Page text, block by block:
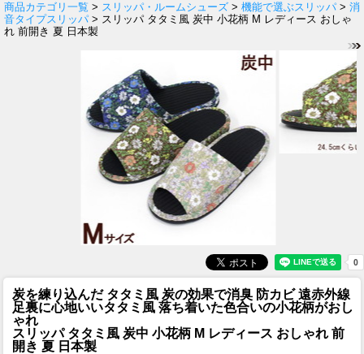
商品カテゴリ一覧 > スリッパ・ルームシューズ > 機能で選ぶスリッパ > 消
音タイプスリッパ > スリッパ タタミ風 炭中 小花柄 M レディース おしゃ
れ 前開き 夏 日本製
炭を練り込んだ タタミ風 炭の効果で消臭 防カビ 遠赤外線
足裏に心地いいタタミ風 落ち着いた色合いの小花柄がおし
ゃれ
スリッパ タタミ風 炭中 小花柄 M レディース おしゃれ 前
開き 夏 日本製